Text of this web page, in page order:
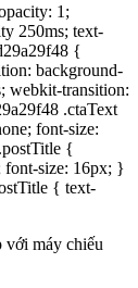
1;
250ms; text-
{
background-
webkit-transition:
.ctaText
font-size:
{
font-size: 16px; }
{ text-
với máy chiếu